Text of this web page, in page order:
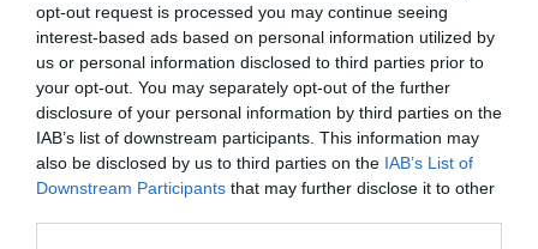
opt-out request is processed you may continue seeing
interest-based ads based on personal information utilized by
us or personal information disclosed to third parties prior to
your opt-out. You may separately opt-out of the further
disclosure of your personal information by third parties on the
IAB’s list of downstream participants. This information may
also be disclosed by us to third parties on the IAB’s List of
Downstream Participants that may further disclose it to other
Tras la reunión mantenida con la empresa
adjudicataria del proyecto, se ha decidido comenzar
los trabajos desde la calle San Miguel (a la altura de